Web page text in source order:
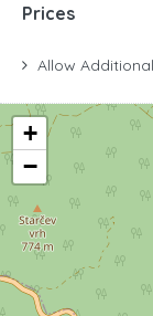
Prices
Allow
+
−